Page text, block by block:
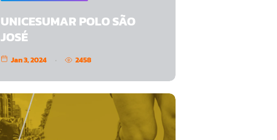
UNICESUMAR POLO SÃO
JOSÉ
Jan 3, 2024 2458